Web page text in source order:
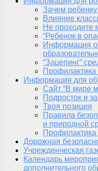
Зачем
Влияние
Не проходите
“Ребенок в
Информация
“Зацепинг”
Информация для
Сайт “В мире
Подросток и
Твоя позиция
Правила
и природной
Дорожная
Учрежденческая
Календарь
дополнительного